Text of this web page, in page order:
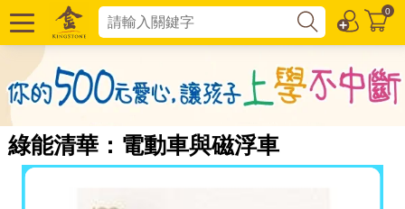
0
綠能清華：電動車與磁浮車